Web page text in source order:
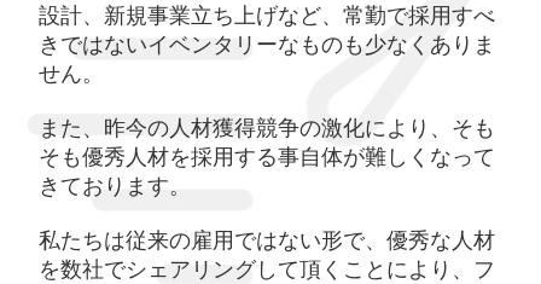
設計、新規事業立ち上げなど、常勤で採用すべ
きではないイベンタリーなものも少なくありま
せん。
また、昨今の人材獲得競争の激化により、そも
そも優秀人材を採用する事自体が難しくなって
きております。
私たちは従来の雇用ではない形で、優秀な人材
を数社でシェアリングして頂くことにより、フ